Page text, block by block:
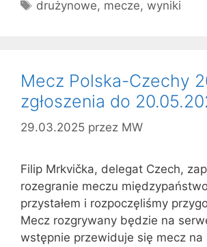
drużynowe, mecze,wyniki
Mecz Polska-Czechy
zgłoszenia do
29.03.2025 przez MW
Filip Mrkvička, delegat Czech,
rozegranie meczu
przystałem i rozpoczęliśmy
Mecz rozgrywany będzie na
wstępnie przewiduje się mecz na